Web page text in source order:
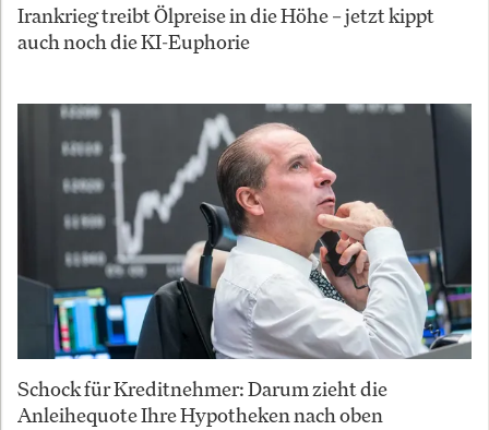
Irankrieg treibt Ölpreise in die Höhe – jetzt kippt
auch noch die KI-Euphorie
Schock für Kreditnehmer: Darum zieht die
Anleihequote Ihre Hypotheken nach oben